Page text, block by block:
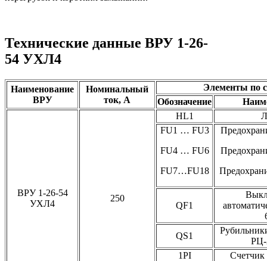
Технические данные ВРУ 1-26-
54 УХЛ4
Наименование
ВРУ
Номинальный
ток, А
Элементы по
Обозначение
ВРУ 1-26-54
УХЛ4
250
HL1
FU1 … FU3
FU4 … FU6
FU7…FU18
QF1
QS1
РЦ-
1PI